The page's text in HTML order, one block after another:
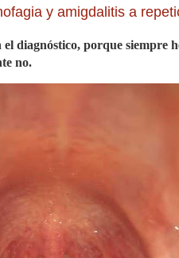
y amigdalitis a
diagnóstico, porque siempre
no.